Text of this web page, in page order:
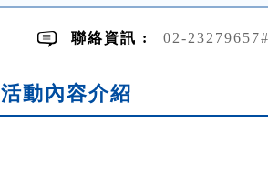
聯絡資訊 : 02-
活動內容介紹